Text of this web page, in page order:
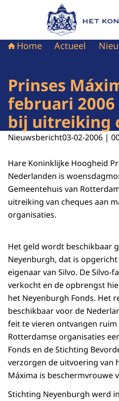
Naar de
Home Actueel
Prinses
februari
bij uitreiking
Nieuwsbericht03-02-2006 |
Hare Koninklijke Hoogheid
Nederlanden is
Gemeentehuis van
uitreiking van cheques aan
organisaties.
Het geld wordt beschikbaar
Neyenburgh, dat is
eigenaar van Silvo. De Silvo-
verkocht en de opbrengst
het Neyenburgh Fonds. Het
beschikbaar voor de
feit te vieren ontvangen ruim
Rotterdamse organisaties
Fonds en de Stichting
verzorgen de uitvoering van
Máxima is beschermvrouwe
Stichting Neyenburgh werd